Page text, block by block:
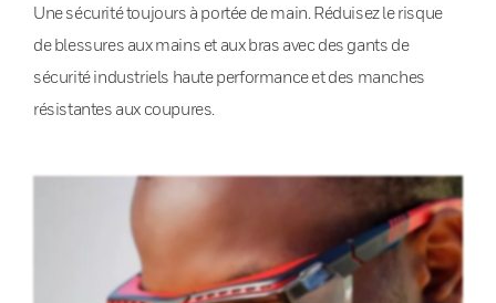
Une sécurité toujours à portée de main. Réduisez le risque
de blessures aux mains et aux bras avec des gants de
sécurité industriels haute performance et des manches
résistantes aux coupures.